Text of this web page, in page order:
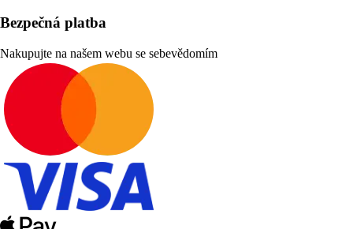
Bezpečná platba
Nakupujte na našem webu se sebevědomím